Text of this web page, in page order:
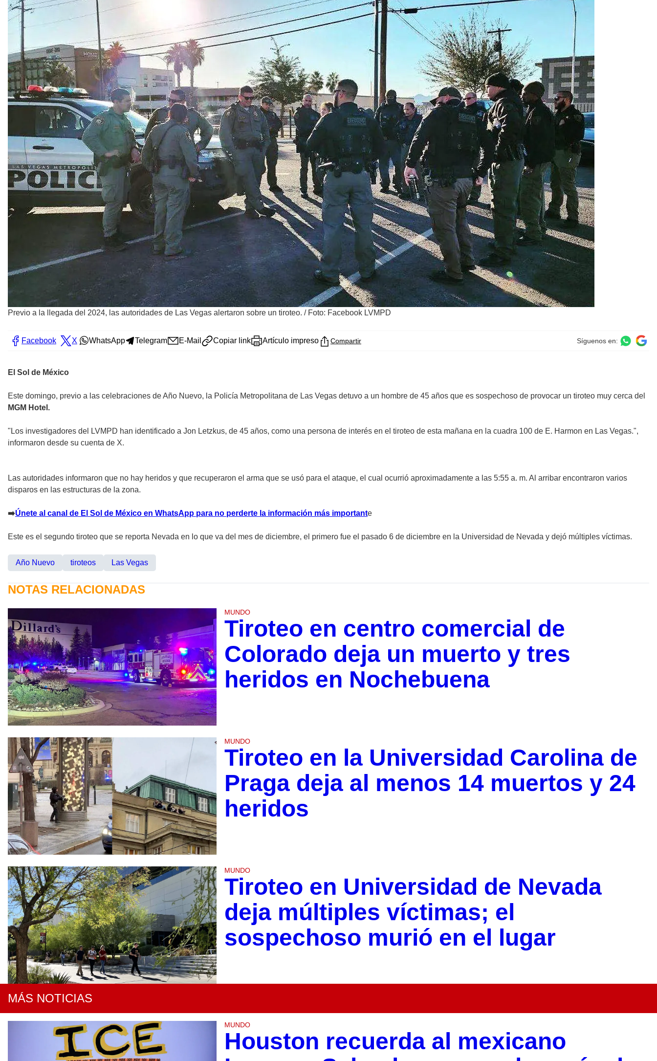
Previo a la llegada del 2024, las autoridades de Las Vegas alertaron sobre un tiroteo. / Foto: Facebook LVMPD
Facebook X WhatsApp Telegram E-Mail Copiar link Artículo impreso Compartir Síguenos en:
El Sol de México
Este domingo, previo a las celebraciones de Año Nuevo, la Policía Metropolitana de Las Vegas detuvo a un hombre de 45 años que es sospechoso de provocar un tiroteo muy cerca del
MGM Hotel.
"Los investigadores del LVMPD han identificado a Jon Letzkus, de 45 años, como una persona de interés en el tiroteo de esta mañana en la cuadra 100 de E. Harmon en Las Vegas.",
informaron desde su cuenta de X.
Las autoridades informaron que no hay heridos y que recuperaron el arma que se usó para el ataque, el cual ocurrió aproximadamente a las 5:55 a. m. Al arribar encontraron varios
disparos en las estructuras de la zona.
➡️Únete al canal de El Sol de México en WhatsApp para no perderte la información más importante
Este es el segundo tiroteo que se reporta Nevada en lo que va del mes de diciembre, el primero fue el pasado 6 de diciembre en la Universidad de Nevada y dejó múltiples víctimas.
Año Nuevo tiroteos Las Vegas
NOTAS RELACIONADAS
MUNDO
Tiroteo en centro comercial de
Colorado deja un muerto y tres
heridos en Nochebuena
MUNDO
Tiroteo en la Universidad Carolina de
Praga deja al menos 14 muertos y 24
heridos
MUNDO
Tiroteo en Universidad de Nevada
deja múltiples víctimas; el
sospechoso murió en el lugar
MÁS NOTICIAS
MUNDO
Houston recuerda al mexicano